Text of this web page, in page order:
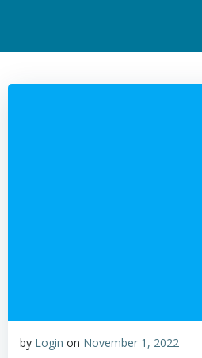
by Login on November 1, 2022